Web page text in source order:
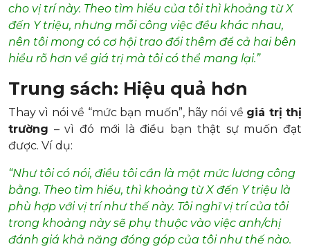
cho vị trí này. Theo tìm hiểu của tôi thì khoảng từ X
đến Y triệu, nhưng mỗi công việc đều khác nhau,
nên tôi mong có cơ hội trao đổi thêm để cả hai bên
hiểu rõ hơn về giá trị mà tôi có thể mang lại.”
Trung sách: Hiệu quả hơn
Thay vì nói về “mức bạn muốn”, hãy nói về giá trị thị
trường – vì đó mới là điều bạn thật sự muốn đạt
được. Ví dụ:
“Như tôi có nói, điều tôi cần là một mức lương công
bằng. Theo tìm hiểu, thì khoảng từ X đến Y triệu là
phù hợp với vị trí như thế này. Tôi nghĩ vị trí của tôi
trong khoảng này sẽ phụ thuộc vào việc anh/chị
đánh giá khả năng đóng góp của tôi như thế nào.